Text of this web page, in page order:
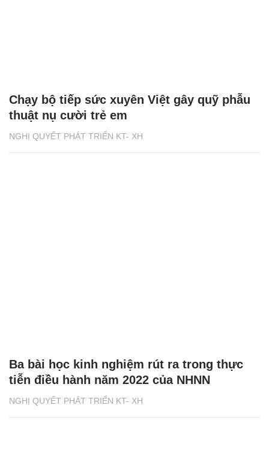
NGHỊ QUYẾT PHÁT TRIỂN KT- XH
NGHỊ QUYẾT PHÁT TRIỂN KT- XH